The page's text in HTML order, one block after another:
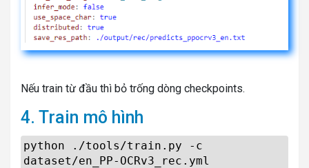
Nếu train từ đầu thì bỏ trống dòng checkpoints.
4. Train mô hình
python ./tools/train.py -c
dataset/en_PP-OCRv3_rec.yml